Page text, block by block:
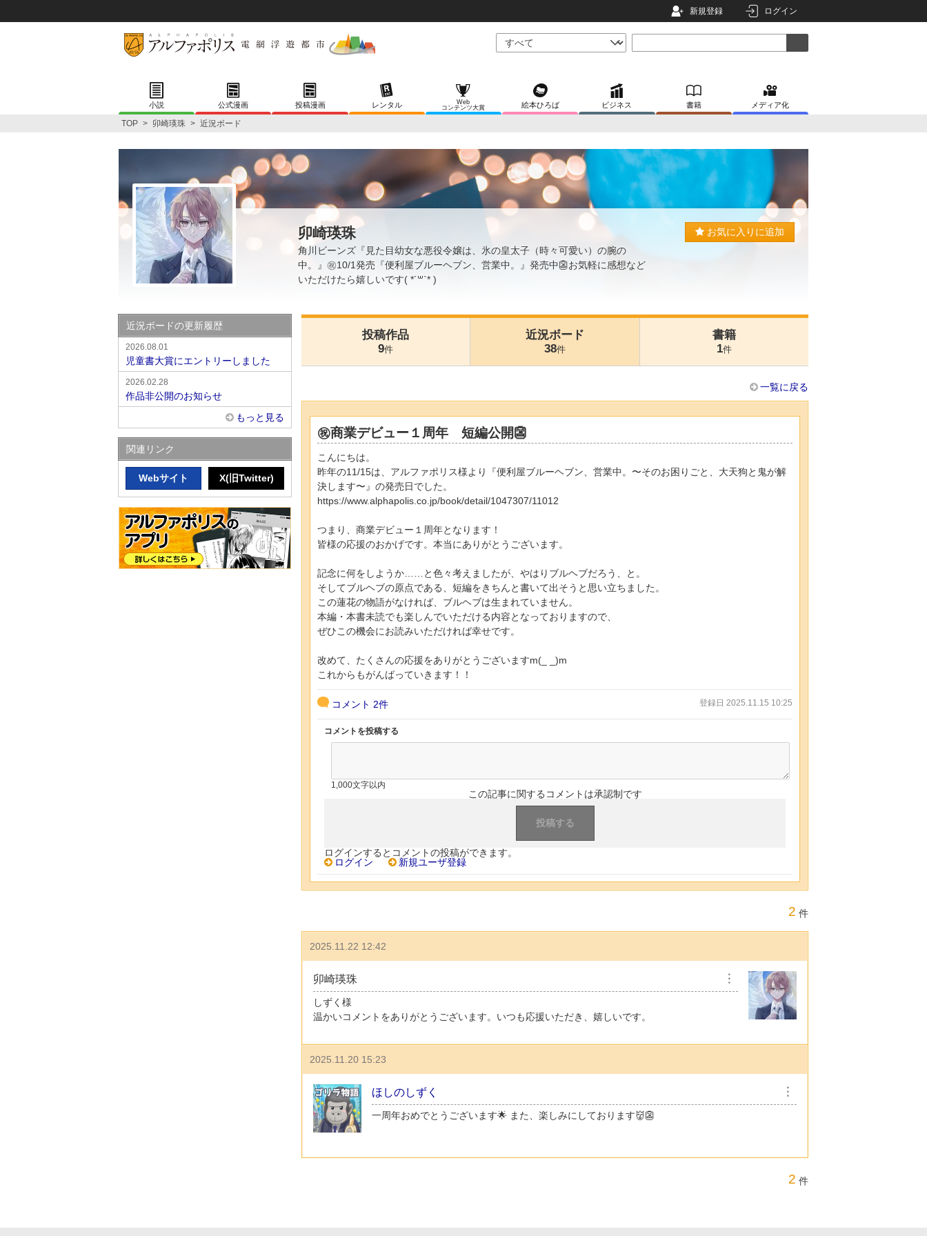
新規登録 ログイン
小説 公式漫画 投稿漫画 レンタル
Web
コンテンツ大賞
絵本ひろば ビジネス 書籍 メディア化
TOP > 卯崎瑛珠 > 近況ボード
卯崎瑛珠
角川ビーンズ『見た目幼女な悪役令嬢は、氷の皇太子（時々可愛い）の腕の
中。』㊗️10/1発売‪『便利屋ブルーヘブン、営業中。』発売中👺お気軽に感想など
いただけたら嬉しいです( *´꒳`* )
お気に入りに追加
投稿作品
9件
近況ボード
38件
書籍
1件
一覧に戻る
㊗️商業デビュー１周年 短編公開👺
こんにちは。
昨年の11/15は、アルファポリス様より『便利屋ブルーヘブン、営業中。〜そのお困りごと、大天狗と鬼が解
決します〜』の発売日でした。
https://www.alphapolis.co.jp/book/detail/1047307/11012
つまり、商業デビュー１周年となります！
皆様の応援のおかげです。本当にありがとうございます。
記念に何をしようか……と色々考えましたが、やはりブルヘブだろう、と。
そしてブルヘブの原点である、短編をきちんと書いて出そうと思い立ちました。
この蓮花の物語がなければ、ブルヘブは生まれていません。
本編・本書未読でも楽しんでいただける内容となっておりますので、
ぜひこの機会にお読みいただければ幸せです。
改めて、たくさんの応援をありがとうございますm(_ _)m
これからもがんばっていきます！！
コメント 2件 登録日 2025.11.15 10:25
コメントを投稿する
1,000文字以内
この記事に関するコメントは承認制です
ログインするとコメントの投稿ができます。
ログイン
新規ユーザ登録
2 件
2025.11.22 12:42
卯崎瑛珠 ︙
しずく様
温かいコメントをありがとうございます。いつも応援いただき、嬉しいです。
2025.11.20 15:23
ほしのしずく ︙
一周年おめでとうございます︎🌟 また、楽しみにしております👹👺
2 件
近況ボードの更新履歴
2026.08.01
児童書大賞にエントリーしました
2026.02.28
作品非公開のお知らせ
もっと見る
関連リンク
Webサイト X(旧Twitter)